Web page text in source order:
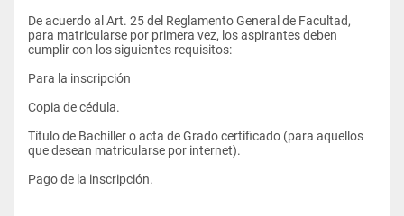
De acuerdo al Art. 25 del Reglamento General de Facultad,
para matricularse por primera vez, los aspirantes deben
cumplir con los siguientes requisitos:
Para la inscripción
Copia de cédula.
Título de Bachiller o acta de Grado certificado (para aquellos
que desean matricularse por internet).
Pago de la inscripción.